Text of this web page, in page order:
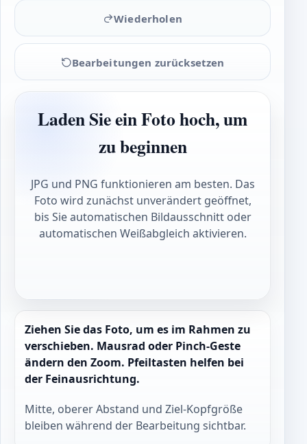
Wiederholen
Bearbeitungen zurücksetzen
Laden Sie ein Foto hoch, um
zu beginnen
JPG und PNG funktionieren am besten. Das
Foto wird zunächst unverändert geöffnet,
bis Sie automatischen Bildausschnitt oder
automatischen Weißabgleich aktivieren.
Ziehen Sie das Foto, um es im Rahmen zu
verschieben. Mausrad oder Pinch-Geste
ändern den Zoom. Pfeiltasten helfen bei
der Feinausrichtung.
Mitte, oberer Abstand und Ziel-Kopfgröße
bleiben während der Bearbeitung sichtbar.